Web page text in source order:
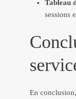
Tableau
sessions
En